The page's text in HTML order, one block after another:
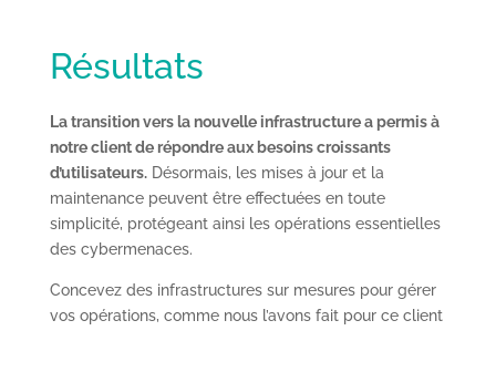
Résultats
La transition vers la nouvelle infrastructure a permis à
notre client de répondre aux besoins croissants
d’utilisateurs.Désormais, les mises à jour et la
maintenance peuvent être effectuées en toute
simplicité, protégeant ainsi les opérations essentielles
des cybermenaces.
Concevez des infrastructures sur mesures pour gérer
vos opérations, comme nous l’avons fait pour ce client